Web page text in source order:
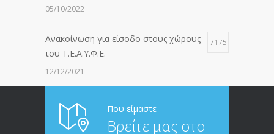
05/10/2022
Ανακοίνωση για είσοδο στους χώρους
του Τ.Ε.Α.Υ.Φ.Ε.
7175
12/12/2021
ΑΝΑΚΟΙΝΩΣΗ ΠΡΟΣ ΣΥΝΤΑΞΙΟΥΧΟΥΣ
20/12/2019
Που είμαστε
Βρείτε μας στο